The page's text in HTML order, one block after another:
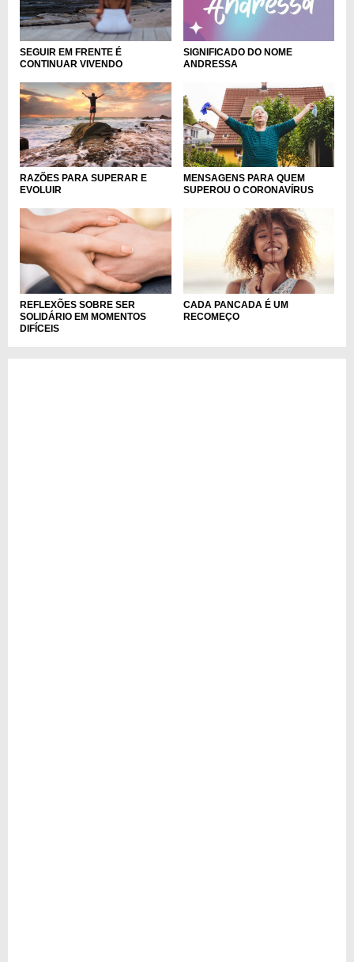
SEGUIR EM FRENTE É
CONTINUAR VIVENDO
SIGNIFICADO DO NOME
ANDRESSA
RAZÕES PARA SUPERAR E
EVOLUIR
MENSAGENS PARA QUEM
SUPEROU O CORONAVÍRUS
REFLEXÕES SOBRE SER
SOLIDÁRIO EM MOMENTOS
DIFÍCEIS
CADA PANCADA É UM
RECOMEÇO